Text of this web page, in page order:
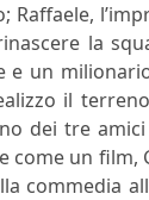
la
e un
il
dei tre
come un film,
commedia